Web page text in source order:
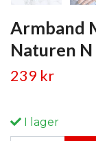
Armband
Naturen N
239 kr
I lager